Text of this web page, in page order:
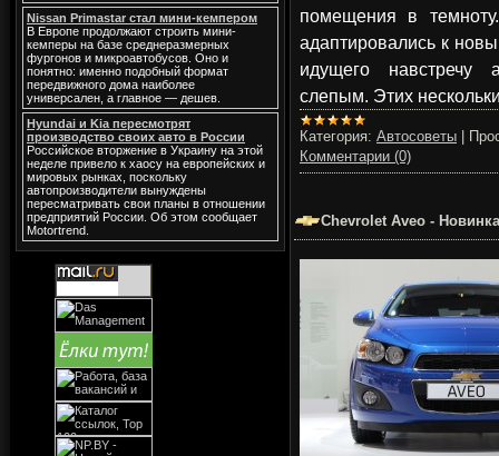
Nissan Primastar стал мини-кемпером
В Европе продолжают строить мини-
кемперы на базе среднеразмерных
фургонов и микроавтобусов. Оно и
понятно: именно подобный формат
передвижного дома наиболее
универсален, а главное — дешев.
Hyundai и Kia пересмотрят
производство своих авто в России
Российское вторжение в Украину на этой
неделе привело к хаосу на европейских и
мировых рынках, поскольку
автопроизводители вынуждены
пересматривать свои планы в отношении
предприятий России. Об этом сообщает
Motortrend.
помещения в
адаптировались к
идущего навстречу
слепым. Этих
Категория: Автосоветы
Комментарии (0)
Chevrolet Aveo -